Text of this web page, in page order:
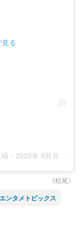
る
- 2020年 8月月24日午後8時41分PDT
《松尾》
エンタメトピックス